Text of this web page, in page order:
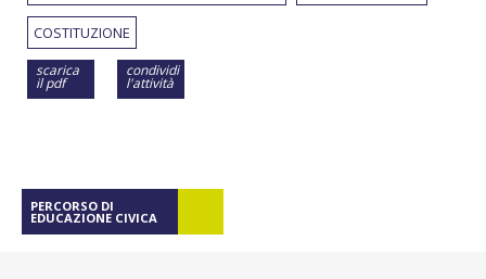
COSTITUZIONE
scarica
il pdf
condividi
l'attività
PERCORSO DI
EDUCAZIONE CIVICA